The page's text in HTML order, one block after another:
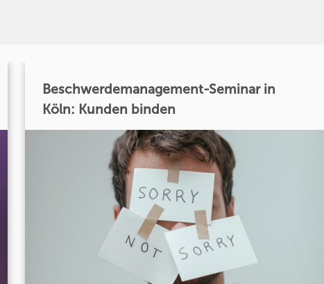
Beschwerdemanagement-Seminar in
Köln: Kunden binden